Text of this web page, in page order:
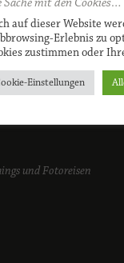
Pferde- und
in ganz Bayern
und Fotoreisen
auf dieser Website
Erlebnis zu
zustimmen oder
Einstellungen